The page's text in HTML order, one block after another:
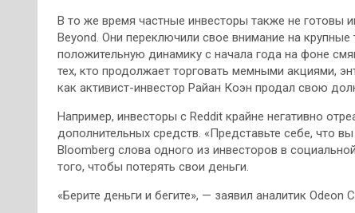
В то же время частные инвесторы также не готовы
Beyond. Они переключили свое внимание на
положительную динамику с начала года на фоне
тех, кто продолжает торговать мемными акциями,
как активист-инвестор Райан Коэн продал свою
Например, инвесторы с Reddit крайне негативно
дополнительных средств. «Представьте себе, что
Bloomberg слова одного из инвесторов в
того, чтобы потерять свои деньги.
«Берите деньги и бегите», — заявил аналитик Odeon